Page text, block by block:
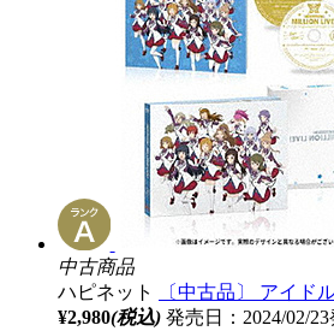
中古商品
ハピネット
〔中古品〕 アイド
¥2,980(税込) 発売日：2024/02/23